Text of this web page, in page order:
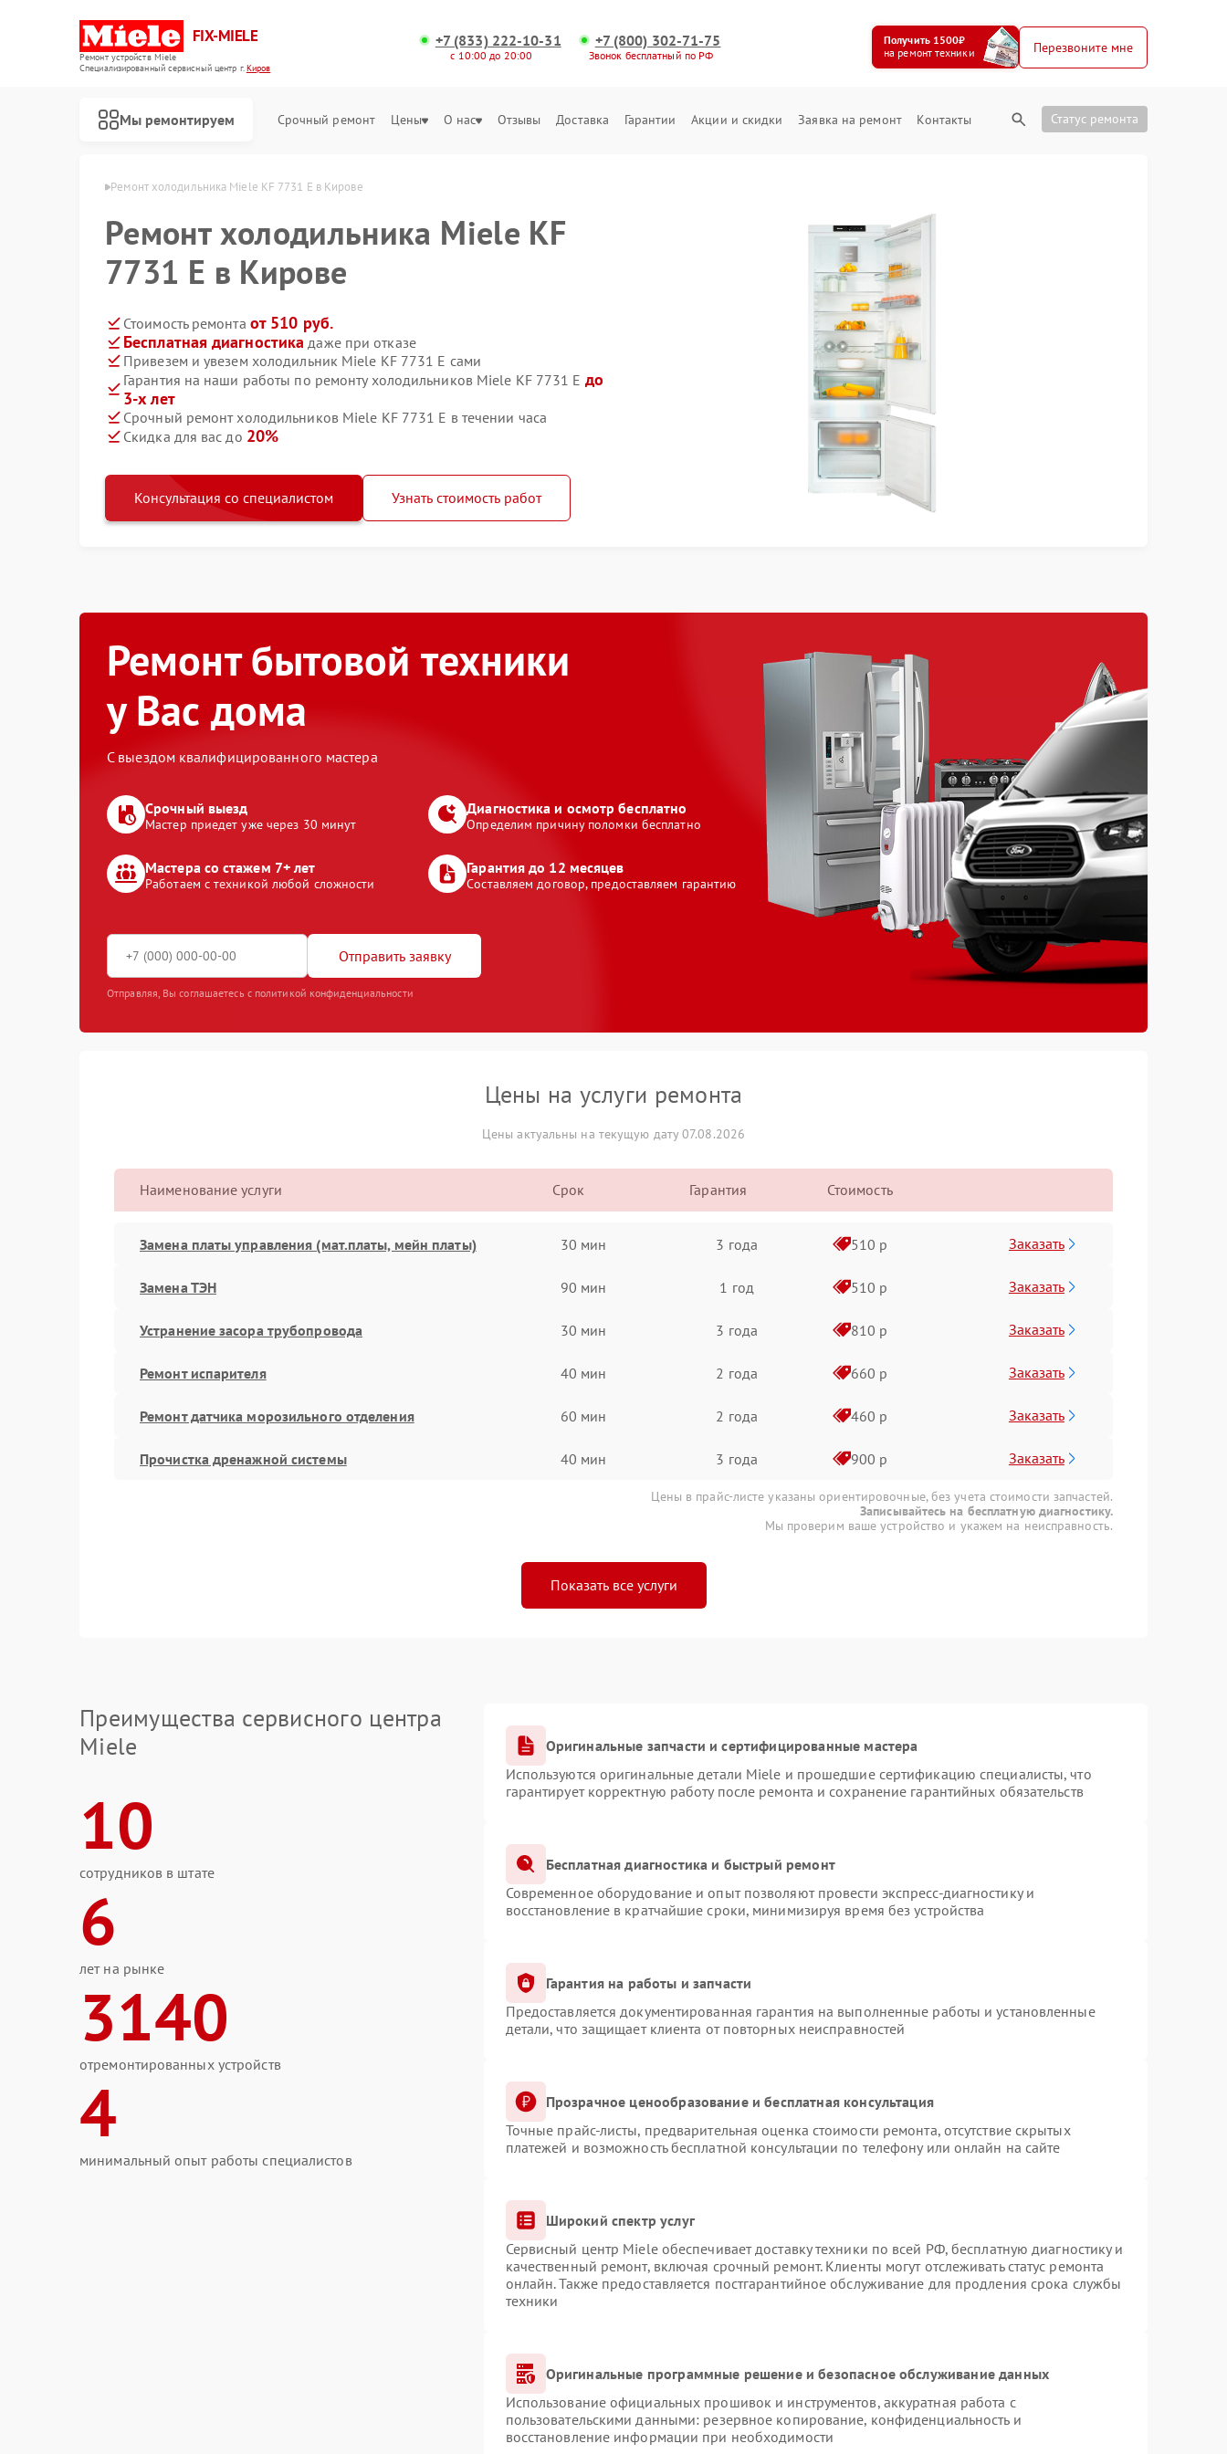
FIX-MIELE
Ремонт устройств Miele
Специализированный cервисный центр г.Киров
+7 (833) 222-10-31
с 10:00 до 20:00
+7 (800) 302-71-75
Звонок бесплатный по РФ
Получить 1500₽
на ремонт техники
Перезвоните мне
Мы ремонтируем Срочный ремонт Цены О нас Отзывы Доставка Гарантии Акции и скидки Заявка на ремонт Контакты Статус ремонта
Miele в Кирове Ремонт холодильника Miele KF 7731 E в Кирове
Ремонт холодильника Miele KF
7731 E в Кирове
Стоимость ремонта от 510 руб.
Бесплатная диагностика даже при отказе
Привезем и увезем холодильник Miele KF 7731 E сами
Гарантия на наши работы по ремонту холодильников Miele KF 7731 E до
3-х лет
Срочный ремонт холодильников Miele KF 7731 E в течении часа
Скидка для вас до 20%
Консультация со специалистом Узнать стоимость работ
Ремонт бытовой техники
у Вас дома
С выездом квалифицированного мастера
Срочный выезд
Мастер приедет уже через 30 минут
Диагностика и осмотр бесплатно
Определим причину поломки бесплатно
Мастера со стажем 7+ лет
Работаем с техникой любой сложности
Гарантия до 12 месяцев
Составляем договор, предоставляем гарантию
Отправить заявку
Отправляя, Вы соглашаетесь с политикой конфиденциальности
Цены на услуги ремонта
Цены актуальны на текущую дату 07.08.2026
Наименование услуги Срок Гарантия Стоимость
Замена платы управления (мат.платы, мейн платы) 30 мин 3 года 510 р Заказать
Замена ТЭН 90 мин 1 год 510 р Заказать
Устранение засора трубопровода 30 мин 3 года 810 р Заказать
Ремонт испарителя 40 мин 2 года 660 р Заказать
Ремонт датчика морозильного отделения 60 мин 2 года 460 р Заказать
Прочистка дренажной системы 40 мин 3 года 900 р Заказать
Цены в прайс-листе указаны ориентировочные, без учета стоимости запчастей.
Записывайтесь на бесплатную диагностику.
Мы проверим ваше устройство и укажем на неисправность.
Показать все услуги
Преимущества сервисного центра
Miele
10
сотрудников в штате
6
лет на рынке
3140
отремонтированных устройств
4
минимальный опыт работы специалистов
Оригинальные запчасти и сертифицированные мастера
Используются оригинальные детали Miele и прошедшие сертификацию специалисты, что
гарантирует корректную работу после ремонта и сохранение гарантийных обязательств
Бесплатная диагностика и быстрый ремонт
Современное оборудование и опыт позволяют провести экспресс-диагностику и
восстановление в кратчайшие сроки, минимизируя время без устройства
Гарантия на работы и запчасти
Предоставляется документированная гарантия на выполненные работы и установленные
детали, что защищает клиента от повторных неисправностей
Прозрачное ценообразование и бесплатная консультация
Точные прайс-листы, предварительная оценка стоимости ремонта, отсутствие скрытых
платежей и возможность бесплатной консультации по телефону или онлайн на сайте
Широкий спектр услуг
Сервисный центр Miele обеспечивает доставку техники по всей РФ, бесплатную диагностику и
качественный ремонт, включая срочный ремонт. Клиенты могут отслеживать статус ремонта
онлайн. Также предоставляется постгарантийное обслуживание для продления срока службы
техники
Оригинальные программные решение и безопасное обслуживание данных
Использование официальных прошивок и инструментов, аккуратная работа с
пользовательскими данными: резервное копирование, конфиденциальность и
восстановление информации при необходимости